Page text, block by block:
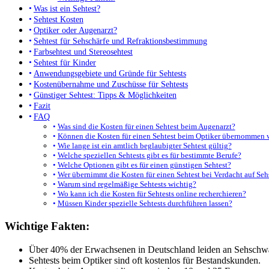
Was ist ein Sehtest?
Sehtest Kosten
Optiker oder Augenarzt?
Sehtest für Sehschärfe und Refraktionsbestimmung
Farbsehtest und Stereosehtest
Sehtest für Kinder
Anwendungsgebiete und Gründe für Sehtests
Kostenübernahme und Zuschüsse für Sehtests
Günstiger Sehtest: Tipps & Möglichkeiten
Fazit
FAQ
Was sind die Kosten für einen Sehtest beim Augenarzt?
Können die Kosten für einen Sehtest beim Optiker übernommen
Wie lange ist ein amtlich beglaubigter Sehtest gültig?
Welche speziellen Sehtests gibt es für bestimmte Berufe?
Welche Optionen gibt es für einen günstigen Sehtest?
Wer übernimmt die Kosten für einen Sehtest bei Verdacht auf
Warum sind regelmäßige Sehtests wichtig?
Wo kann ich die Kosten für Sehtests online recherchieren?
Müssen Kinder spezielle Sehtests durchführen lassen?
Wichtige Fakten:
Über 40% der Erwachsenen in Deutschland leiden an
Sehtests beim Optiker sind oft kostenlos für Bestandskunden.